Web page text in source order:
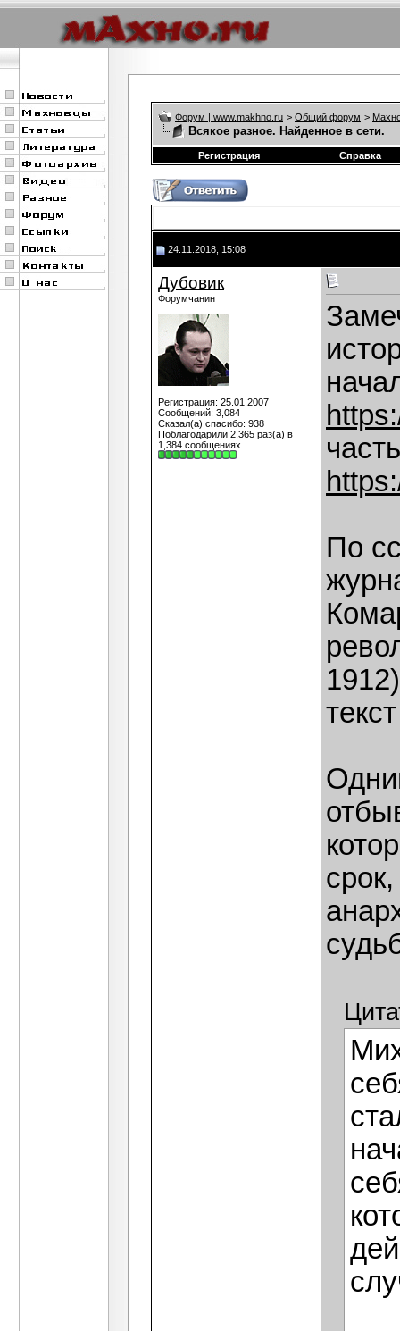
Форум | www.makhno.ru > Общий форум >
Всякое разное. Найденное в сети.
Регистрация Справка
24.11.2018, 15:08
Дубовик
Форумчанин
Регистрация: 25.01.2007
Сообщений: 3,084
Сказал(а) спасибо: 938
Поблагодарили 2,365 раз(а) в
1,384 сообщениях
По